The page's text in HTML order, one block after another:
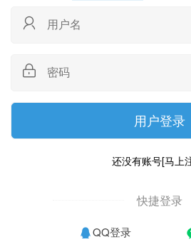
还没有账号[马上
快捷登录
QQ登录